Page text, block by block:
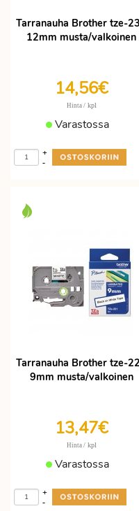
Tarranauha Brother tze-
12mm musta/valkoinen
14,56€
Hinta / kpl
Varastossa
-
+
Tarranauha Brother tze-
9mm musta/valkoinen
13,47€
Hinta / kpl
Varastossa
-
+